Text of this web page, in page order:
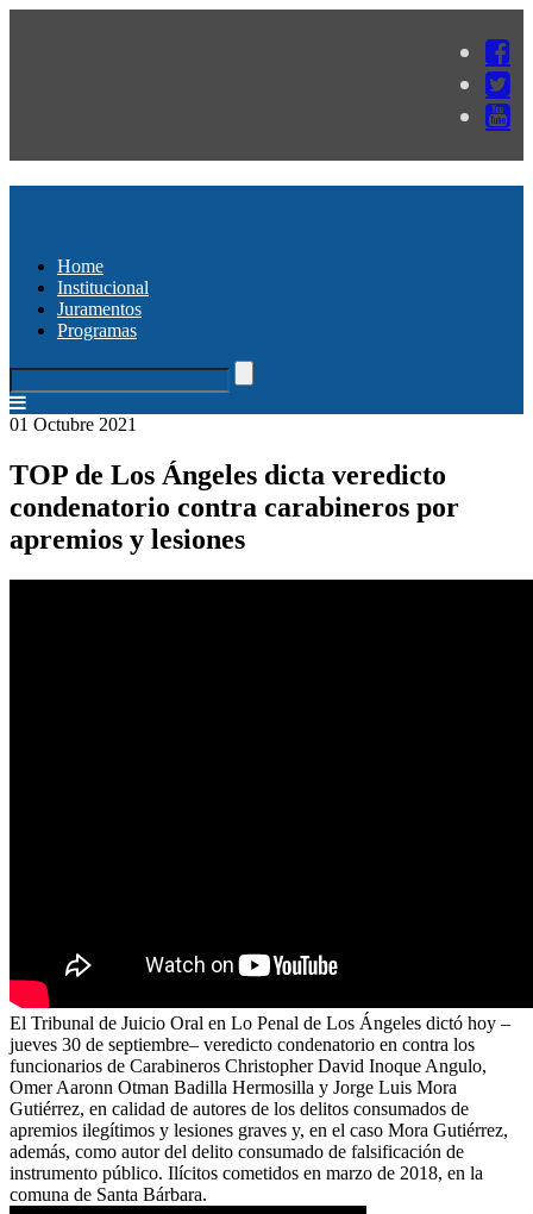
Home
Institucional
Juramentos
Programas
01 Octubre 2021
TOP de Los Ángeles dicta veredicto
condenatorio contra carabineros por
apremios y lesiones
El Tribunal de Juicio Oral en Lo Penal de Los Ángeles dictó hoy –
jueves 30 de septiembre– veredicto condenatorio en contra los
funcionarios de Carabineros Christopher David Inoque Angulo,
Omer Aaronn Otman Badilla Hermosilla y Jorge Luis Mora
Gutiérrez, en calidad de autores de los delitos consumados de
apremios ilegítimos y lesiones graves y, en el caso Mora Gutiérrez,
además, como autor del delito consumado de falsificación de
instrumento público. Ilícitos cometidos en marzo de 2018, en la
comuna de Santa Bárbara.